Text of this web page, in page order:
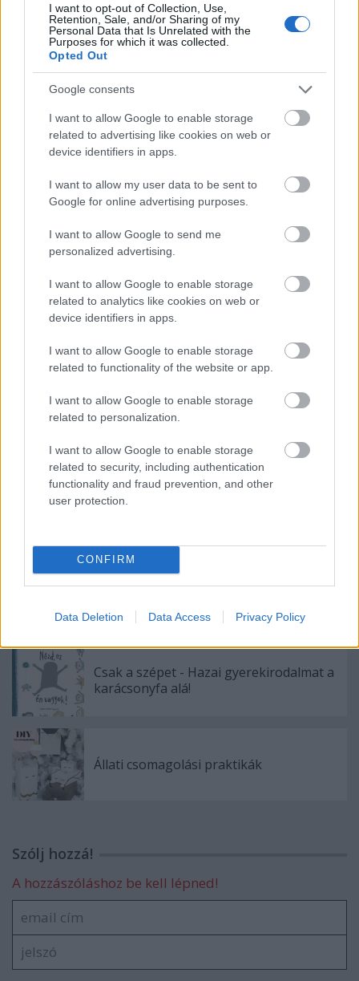
I want to opt-out of Collection, Use,
Retention, Sale, and/or Sharing of my
Personal Data that Is Unrelated with the
Purposes for which it was collected.
Opted Out
Google consents
I want to allow Google to enable storage
related to advertising like cookies on web or
device identifiers in apps.
I want to allow my user data to be sent to
Google for online advertising purposes.
I want to allow Google to send me
personalized advertising.
I want to allow Google to enable storage
related to analytics like cookies on web or
device identifiers in apps.
I want to allow Google to enable storage
related to functionality of the website or app.
I want to allow Google to enable storage
related to personalization.
I want to allow Google to enable storage
related to security, including authentication
functionality and fraud prevention, and other
user protection.
CONFIRM
Data Deletion Data Access Privacy Policy
Forrás:Kötő Klub
Címkék:gyerek program anya épület
Ajánlott bejegyzések:
Jótékonyságból épült márka
Csak a szépet - Hazai gyerekirodalmat a
karácsonyfa alá!
Állati csomagolási praktikák
Szólj hozzá!
A hozzászóláshoz be kell lépned!